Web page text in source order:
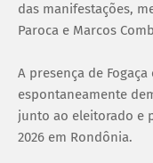
das manifestações,
Paroca e Marcos
A presença de
espontaneamente
junto ao eleitorado e
2026 em Rondônia.